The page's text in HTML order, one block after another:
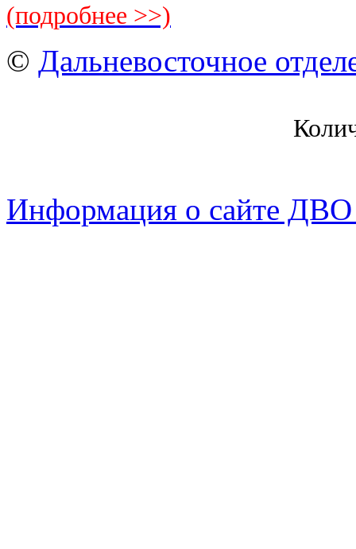
(подробнее >>)
© Дальневосточное
Информация о сайте